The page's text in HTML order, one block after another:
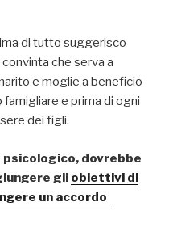
di tutto suggerisco
che serva a
e moglie a beneficio
e prima di ogni
dei figli.
psicologico, dovrebbe
gli obiettivi di
un accordo